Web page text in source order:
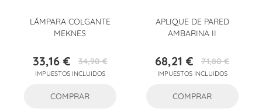
LÁMPARA COLGANTE
MEKNES
Precio
33,16 €Precio
base
34,90 €
IMPUESTOS INCLUIDOS
COMPRAR
APLIQUE DE PARED
AMBARINA II
Precio
68,21 €Precio
base
71,80 €
IMPUESTOS INCLUIDOS
COMPRAR